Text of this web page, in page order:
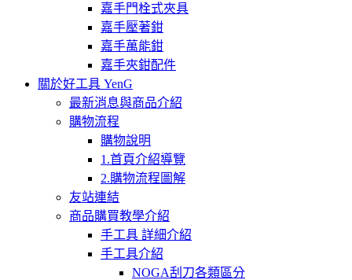
嘉手門栓式夾具
嘉手壓著鉗
嘉手萬能鉗
嘉手夾鉗配件
關於好工具 YenG
最新消息與商品介紹
購物流程
購物說明
1.首頁介紹導覽
2.購物流程圖解
友站連結
商品購買教學介紹
手工具 詳細介紹
手工具介紹
NOGA刮刀各類區分